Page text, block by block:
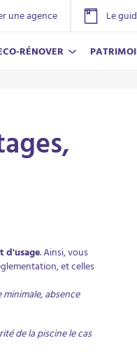
une agence Le
RÉNOVER
d'usage. Ainsi, vous
et celles
absence
de la piscine le cas